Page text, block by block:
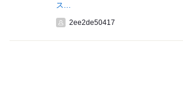
ス...
2ee2de50417